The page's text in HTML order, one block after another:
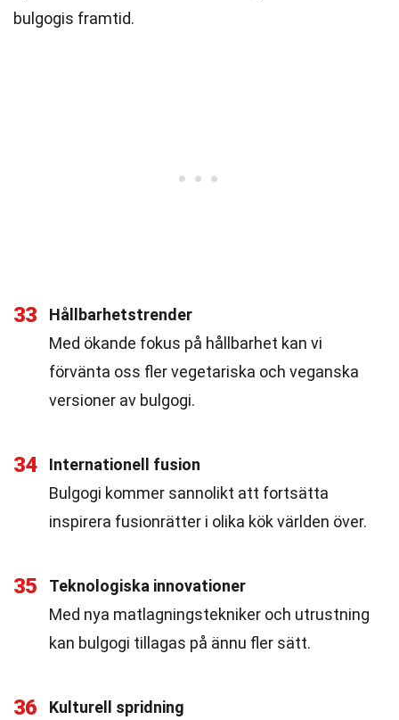
bulgogis framtid.
33
Hållbarhetstrender
Med ökande fokus på hållbarhet kan vi
förvänta oss fler vegetariska och veganska
versioner av bulgogi.
34
Internationell fusion
Bulgogi kommer sannolikt att fortsätta
inspirera fusionrätter i olika kök världen över.
35
Teknologiska innovationer
Med nya matlagningstekniker och utrustning
kan bulgogi tillagas på ännu fler sätt.
36
Kulturell spridning